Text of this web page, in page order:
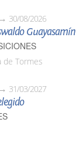
30/08/2026
Guayasamín
de Tormes
31/03/2027